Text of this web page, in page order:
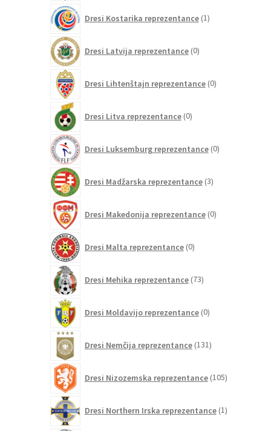
Dresi Kostarika reprezentance 1izdelek
Dresi Latvija reprezentance 0izdelkov
Dresi Lihtenštajn reprezentance 0izdelkov
Dresi Litva reprezentance 0izdelkov
Dresi Luksemburg reprezentance 0izdelkov
Dresi Madžarska reprezentance 3izdelki
Dresi Makedonija reprezentance 0izdelkov
Dresi Malta reprezentance 0izdelkov
Dresi Mehika reprezentance 73izdelkov
Dresi Moldavijo reprezentance 0izdelkov
Dresi Nemčija reprezentance 131izdelkov
Dresi Nizozemska reprezentance 105izdelkov
Dresi Northern Irska reprezentance 1izdelek